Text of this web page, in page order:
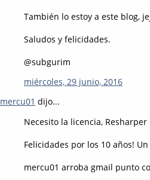
También lo estoy a este blog,
Saludos y felicidades.
@subgurim
miércoles, 29 junio, 2016
mercu01 dijo...
Necesito la licencia, Resharper
Felicidades por los 10 años!
mercu01 arroba gmail punto